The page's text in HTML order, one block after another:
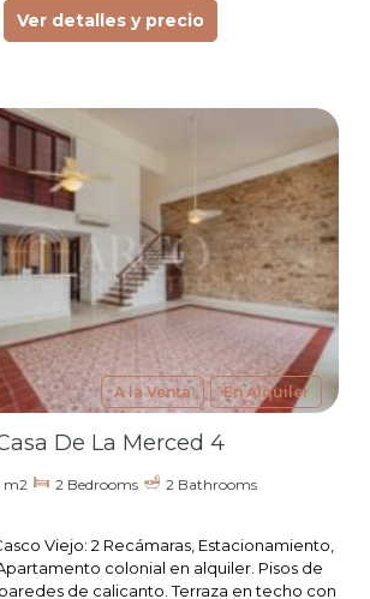
Ver detalles y precio
A la Venta En Alquiler
De La Merced 4
m2 2 Bedrooms 2 Bathrooms
Viejo: 2 Recámaras, Estacionamiento,
colonial en alquiler. Pisos de
de calicanto. Terraza en techo con